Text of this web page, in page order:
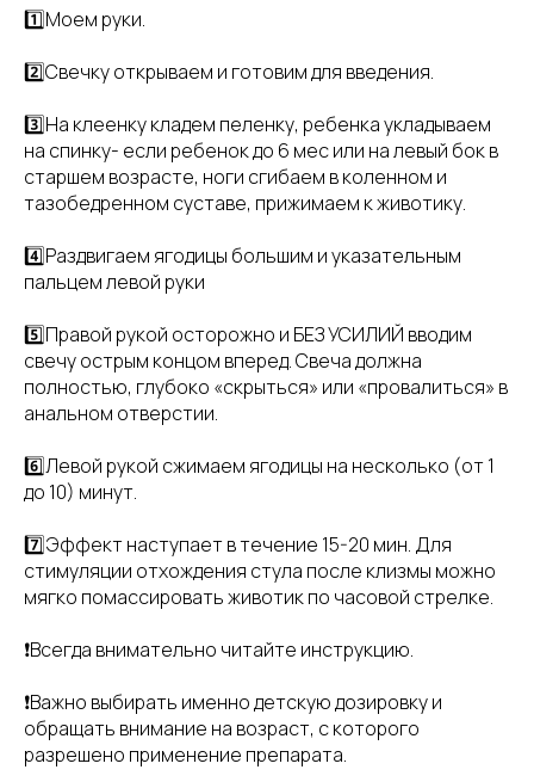
1️⃣Моем руки.
2️⃣Свечку открываем и готовим для введения.
3️⃣На клеенку кладем пеленку, ребенка укладываем
на спинку- если ребенок до 6 мес или на левый бок в
старшем возрасте, ноги сгибаем в коленном и
тазобедренном суставе, прижимаем к животику.
4️⃣Раздвигаем ягодицы большим и указательным
пальцем левой руки
5️⃣Правой рукой осторожно и БЕЗ УСИЛИЙ вводим
свечу острым концом вперед. Свеча должна
полностью, глубоко «скрыться» или «провалиться» в
анальном отверстии.
6️⃣Левой рукой сжимаем ягодицы на несколько (от 1
до 10) минут.
7️⃣Эффект наступает в течение 15-20 мин. Для
стимуляции отхождения стула после клизмы можно
мягко помассировать животик по часовой стрелке.
❗Всегда внимательно читайте инструкцию.
❗Важно выбирать именно детскую дозировку и
обращать внимание на возраст, с которого
разрешено применение препарата.